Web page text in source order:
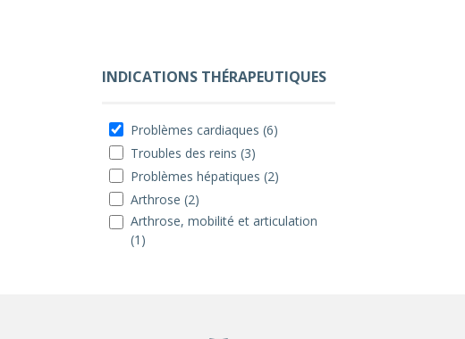
INDICATIONS THÉRAPEUTIQUES
Problèmes cardiaques (6)
Troubles des reins (3)
Problèmes hépatiques (2)
Arthrose (2)
Arthrose, mobilité et articulation
(1)